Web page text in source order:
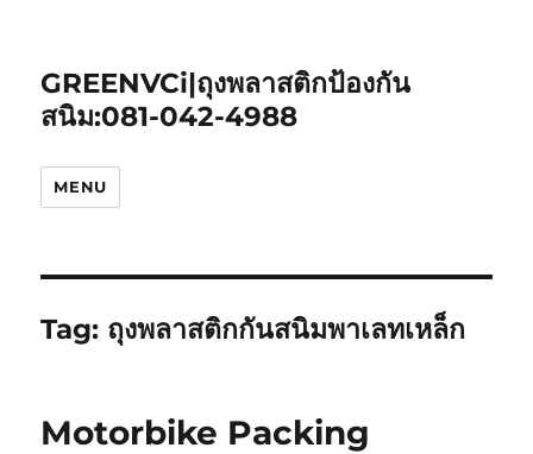
GREENVCi|ถุงพลาสติกป้องกัน
สนิม:081-042-4988
MENU
Tag: ถุงพลาสติกกันสนิมพาเลทเหล็ก
Motorbike Packing